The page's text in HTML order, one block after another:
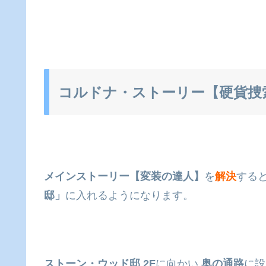
コルドナ・ストーリー【硬貨
メインストーリー【変装の達人】 を解決する
邸」 に入れるようになります。
ストーン・ウッド邸 2Fに向かい 奥の通路に